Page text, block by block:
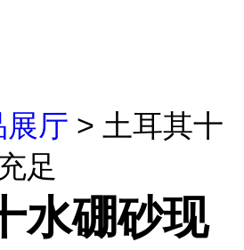
展厅 > 土耳其十
足
水硼砂现